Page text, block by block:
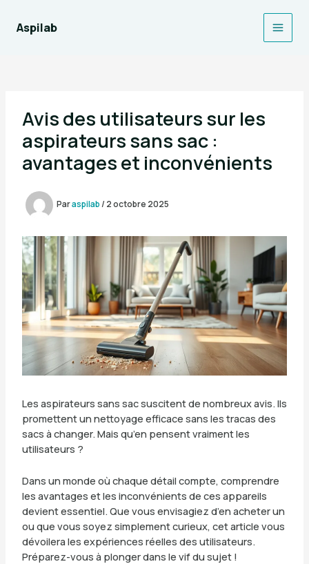
contenu
Aspilab
Main
Avis des utilisateurs sur les
aspirateurs sans sac :
avantages et inconvénients
Paraspilab/ 2 octobre 2025
Les aspirateurs sans sac suscitent de nombreux avis. Ils
promettent un nettoyage efficace sans les tracas des
sacs à changer. Mais qu’en pensent vraiment les
utilisateurs ?
Dans un monde où chaque détail compte, comprendre
les avantages et les inconvénients de ces appareils
devient essentiel. Que vous envisagiez d’en acheter un
ou que vous soyez simplement curieux, cet article vous
dévoilera les expériences réelles des utilisateurs.
Préparez-vous à plonger dans le vif du sujet !